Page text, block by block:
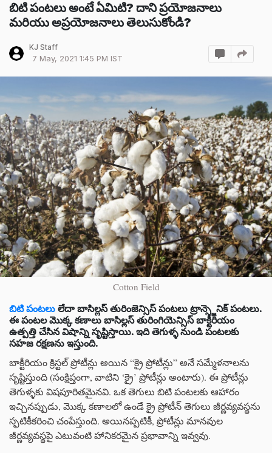
బిటి పంటలు అంటే ఏమిటి? దాని ప్రయోజనాలు
మరియు అప్రయోజనాలు తెలుసుకోండి?
KJ Staff
7 May, 2021 1:45 PM IST
Cotton Field
బిటి పంటలు లేదా బాసిల్లస్ తురింజెన్సిస్ పంటలు ట్రాన్స్జెనిక్ పంటలు.
ఈ పంటల మొక్క కణాలు బాసిల్లస్ తురింగియెన్సిస్ బాక్టీరియం
ఉత్పత్తి చేసిన విషాన్ని సృష్టిస్తాయి. ఇది తెగుళ్ళ నుండి పంటలకు
సహజ రక్షణను ఇస్తుంది.
బాక్టీరియం క్రిస్టల్ ప్రోటీన్లు అయిన “క్రై ప్రోటీన్లు” అనే సమ్మేళనాలను
సృష్టిస్తుంది (సంక్షిప్తంగా, వాటిని ‘క్రై’ ప్రోటీన్లు అంటారు). ఈ ప్రోటీన్లు
తెగుళ్ళకు విషపూరితమైనవి. ఒక తెగులు బిటి పంటలకు ఆహారం
ఇచ్చినప్పుడు, మొక్క కణాలలో ఉండే క్రై ప్రోటీన్ తెగులు జీర్ణవ్యవస్థను
స్ఫటికీకరించి చంపేస్తుంది. అయినప్పటికీ, ప్రోటీన్లు మానవుల
జీర్ణవ్యవస్థపై ఎటువంటి హానికరమైన ప్రభావాన్ని ఇవ్వవు.